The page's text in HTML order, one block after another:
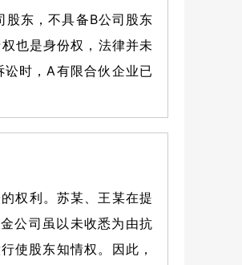
股东，不具备B公司股东
也是身份权，法律并未
时，A有限合伙企业已
权利。苏某、王某在提
公司虽以未收悉为由抗
使股东知情权。因此，